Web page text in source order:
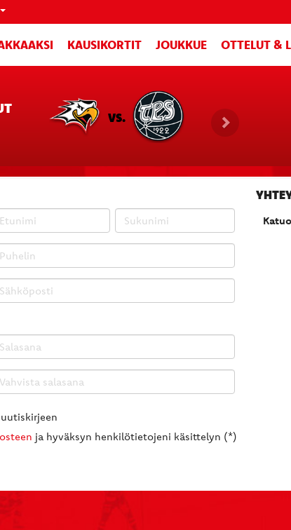
KAUSIKORTIT JOUKKUE OTTELUT &
VS.
ja hyväksyn henkilötietojeni käsittelyn (*)